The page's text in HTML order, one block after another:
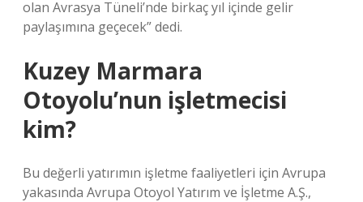
olan Avrasya Tüneli’nde birkaç yıl içinde gelir
paylaşımına geçecek” dedi.
Kuzey Marmara
Otoyolu’nun işletmecisi
kim?
Bu değerli yatırımın işletme faaliyetleri için Avrupa
yakasında Avrupa Otoyol Yatırım ve İşletme A.Ş.,